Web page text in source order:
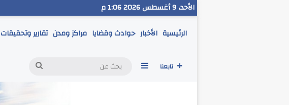
الأحد، 9 أغسطس 2026 1:06 م
الرئيسية الأخبار حوادث وقضايا مراكز ومدن تقارير وتحقيقات
تابعنا إضافة عمود جانبي
بحث